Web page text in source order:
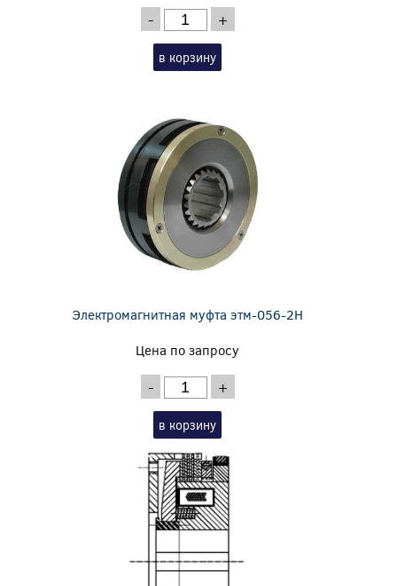
- +
в корзину
Электромагнитная муфта этм-056-2Н
Цена по запросу
- +
в корзину